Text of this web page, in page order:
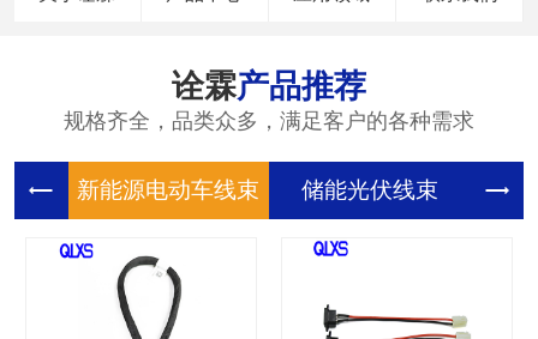
诠霖产品推荐
规格齐全，品类众多，满足客户的各种需求
新能源电 储能光伏